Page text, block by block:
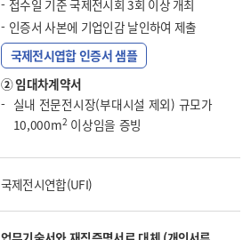
접수일 기준 국제전시회 3회 이상 개최
인증서 사본에 기업인감 날인하여 제출
국제전시엽합 인증서 샘플
② 임대차계약서
실내 전문전시장(부대시설 제외) 규모가
10,000m2이상임을 증빙
국제전시연합(UFI)